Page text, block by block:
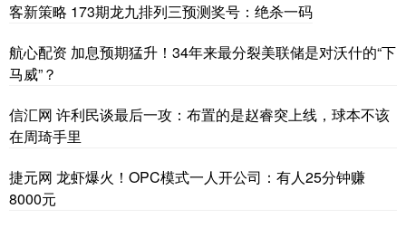
客新策略 173期龙九排列三预测奖号：绝杀一码
航心配资 加息预期猛升！34年来最分裂美联储是对沃什的“下
马威”？
信汇网 许利民谈最后一攻：布置的是赵睿突上线，球本不该
在周琦手里
捷元网 龙虾爆火！OPC模式一人开公司：有人25分钟赚
8000元